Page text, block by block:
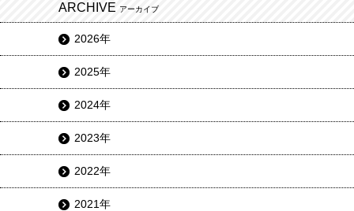
ARCHIVE アーカイブ
2026年
2025年
2024年
2023年
2022年
2021年